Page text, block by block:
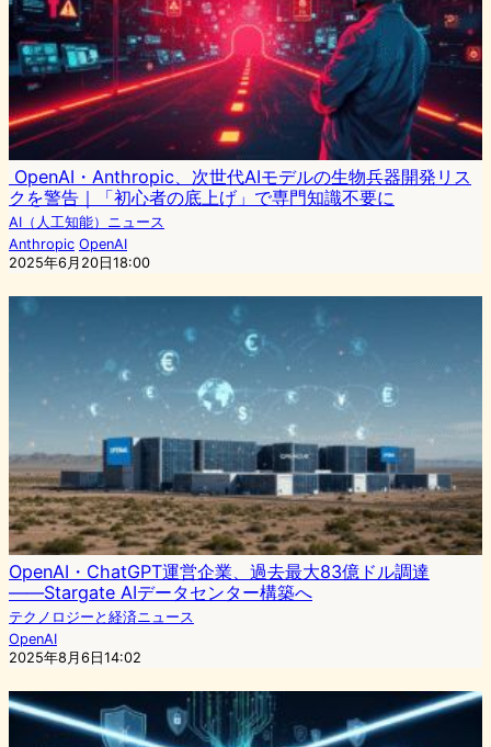
OpenAI・Anthropic、次世代AIモデルの生物兵器開発リス
クを警告｜「初心者の底上げ」で専門知識不要に
AI（人工知能）ニュース
Anthropic OpenAI
2025年6月20日18:00
OpenAI・ChatGPT運営企業、過去最大83億ドル調達
――Stargate AIデータセンター構築へ
テクノロジーと経済ニュース
OpenAI
2025年8月6日14:02